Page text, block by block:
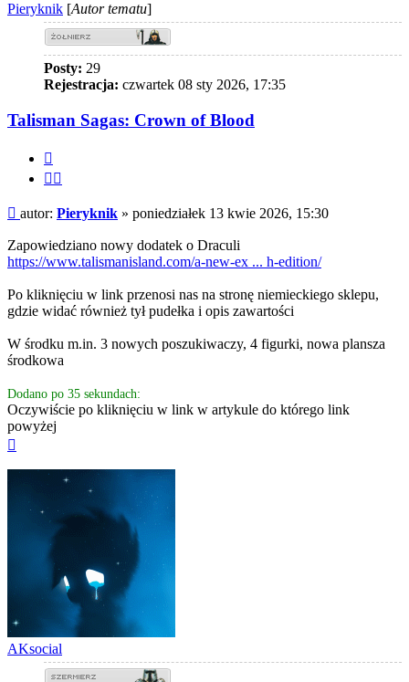
Pieryknik [Autor tematu]
Posty: 29
Rejestracja: czwartek 08 sty 2026, 17:35
Talisman Sagas: Crown of Blood
Post
autor: Pieryknik » poniedziałek 13 kwie 2026, 15:30
Zapowiedziano nowy dodatek o Draculi
https://www.talismanisland.com/a-new-ex ... h-edition/
Po kliknięciu w link przenosi nas na stronę niemieckiego sklepu,
gdzie widać również tył pudełka i opis zawartości
W środku m.in. 3 nowych poszukiwaczy, 4 figurki, nowa plansza
środkowa
Dodano po 35 sekundach:
Oczywiście po kliknięciu w link w artykule do którego link
powyżej
AKsocial